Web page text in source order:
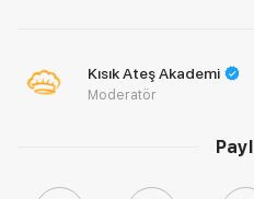
Kısık Ateş Akademi
Moderatör